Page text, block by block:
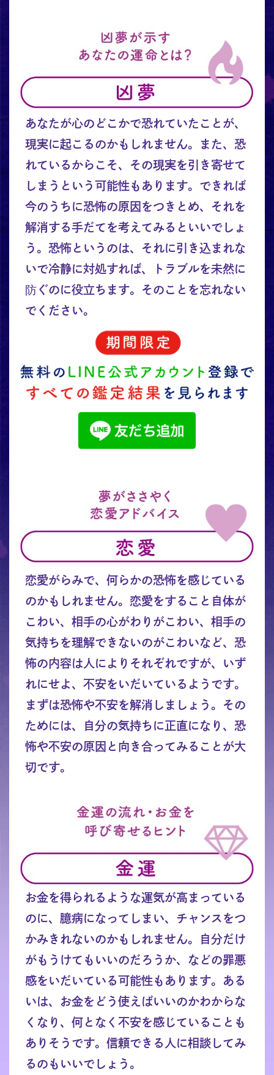
あなたが心のどこかで恐れていたことが、
現実に起こるのかもしれません。また、恐
れているからこそ、その現実を引き寄せて
しまうという可能性もあります。できれば
今のうちに恐怖の原因をつきとめ、それを
解消する手だてを考えてみるといいでしょ
う。恐怖というのは、それに引き込まれな
いで冷静に対処すれば、トラブルを未然に
防ぐのに役立ちます。そのことを忘れない
でください。
恋愛がらみで、何らかの恐怖を感じている
のかもしれません。恋愛をすること自体が
こわい、相手の心がわりがこわい、相手の
気持ちを理解できないのがこわいなど、恐
怖の内容は人によりそれぞれですが、いず
れにせよ、不安をいだいているようです。
まずは恐怖や不安を解消しましょう。その
ためには、自分の気持ちに正直になり、恐
怖や不安の原因と向き合ってみることが大
切です。
お金を得られるような運気が高まっている
のに、臆病になってしまい、チャンスをつ
かみきれないのかもしれません。自分だけ
がもうけてもいいのだろうか、などの罪悪
感をいだいている可能性もあります。ある
いは、お金をどう使えばいいのかわからな
くなり、何となく不安を感じていることも
ありそうです。信頼できる人に相談してみ
るのもいいでしょう。